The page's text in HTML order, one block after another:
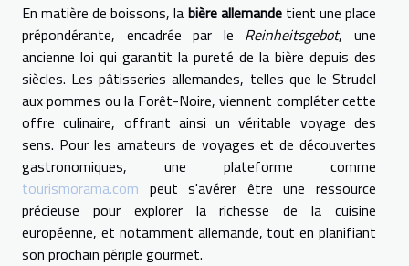
En matière de boissons, la bière allemandetient une place
prépondérante, encadrée par le Reinheitsgebot, une
ancienne loi qui garantit la pureté de la bière depuis des
siècles. Les pâtisseries allemandes, telles que le Strudel
aux pommes ou la Forêt-Noire, viennent compléter cette
offre culinaire, offrant ainsi un véritable voyage des
sens. Pour les amateurs de voyages et de découvertes
gastronomiques, une plateforme comme
tourismorama.com peut s'avérer être une ressource
précieuse pour explorer la richesse de la cuisine
européenne, et notamment allemande, tout en planifiant
son prochain périple gourmet.